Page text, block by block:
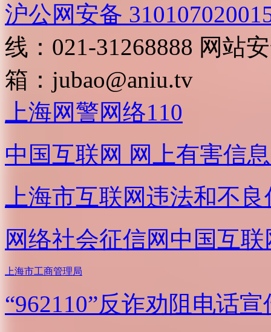
沪公网安备
线：021-31268888 网站
箱： jubao@aniu.tv
上海网警网络110
中国互联网 网上有害信
上海市互联网违法和不
网络社会征信网 中国互
上海市工商管理局
“962110”反诈劝阻电话宣